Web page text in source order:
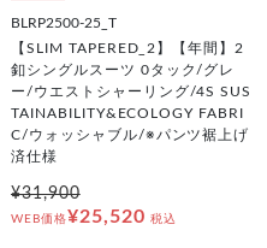
BLRP2500-25_T
【SLIM TAPERED_2】【年間】2
釦シングルスーツ 0タック/グレ
ー/ウエストシャーリング/4S SUS
TAINABILITY&ECOLOGY FABRI
C/ウォッシャブル/※パンツ裾上げ
済仕様
¥31,900
WEB価格¥25,520 税込